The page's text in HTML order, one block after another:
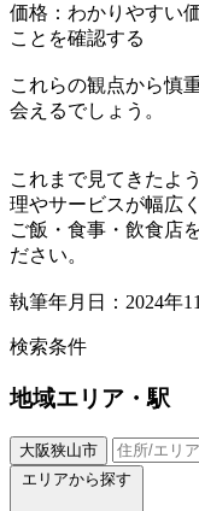
価格：わかりやすい
ことを確認する
これらの観点から慎
会えるでしょう。
これまで見てきたよ
理やサービスが幅広
ご飯・食事・飲食店
ださい。
執筆年月日：2024年
検索条件
地域エリア・駅
大阪狭山市
エリアから探す